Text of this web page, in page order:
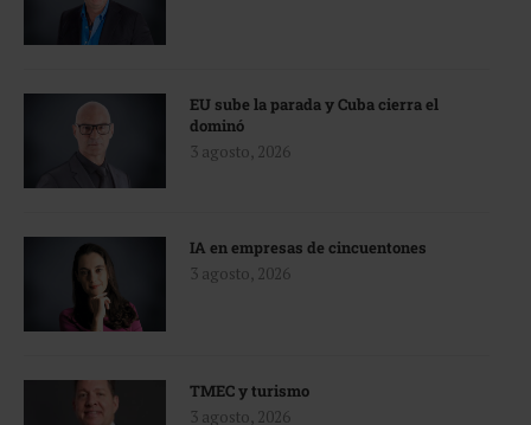
EU sube la parada y Cuba cierra el
dominó
3 agosto, 2026
IA en empresas de cincuentones
3 agosto, 2026
TMEC y turismo
3 agosto, 2026